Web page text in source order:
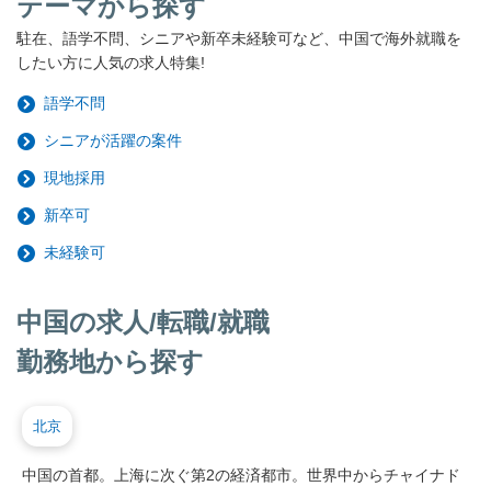
テーマから探す
駐在、語学不問、シニアや新卒未経験可など、中国で海外就職を
したい方に人気の求人特集!
語学不問
シニアが活躍の案件
現地採用
新卒可
未経験可
中国の求人/転職/就職
勤務地から探す
北京
中国の首都。上海に次ぐ第2の経済都市。世界中からチャイナド